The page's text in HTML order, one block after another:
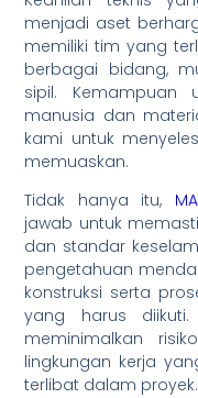
menjadi aset
memiliki tim yang
berbagai bidang,
sipil. Kemampuan
manusia dan
kami untuk
memuaskan.
Tidak hanya itu,
jawab untuk
dan standar
pengetahuan
konstruksi serta
yang harus
meminimalkan
lingkungan kerja
terlibat dalam proyek.